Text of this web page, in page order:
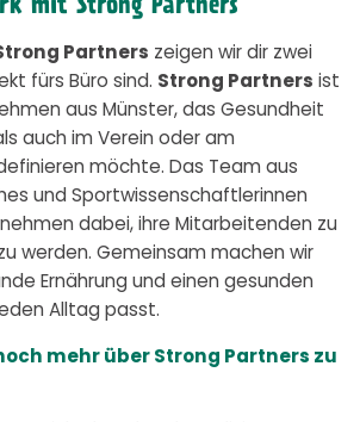
mit Strong Partners
Partners zeigen wir dir zwei
fürs Büro sind. Strong Partners ist
aus Münster, das Gesundheit
auch im Verein oder am
möchte. Das Team aus
und Sportwissenschaftlerinnen
dabei, ihre Mitarbeitenden zu
werden. Gemeinsam machen wir
Ernährung und einen gesunden
Alltag passt.
mehr über Strong Partners zu